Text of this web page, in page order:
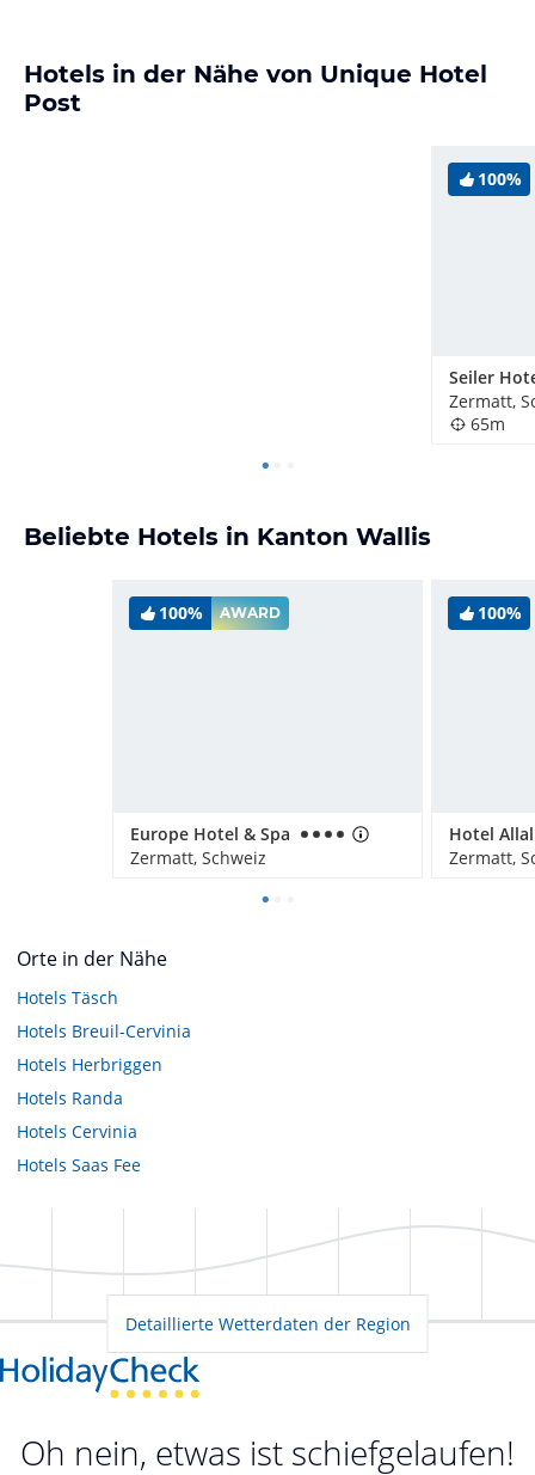
Hotels in der Nähe von Unique Hotel
Post
100%
Zermatt,
65m
Beliebte Hotels in Kanton Wallis
100% AWARD
Europe Hotel & Spa
Zermatt, Schweiz
100%
Hotel
Zermatt,
Orte in der Nähe
Hotels Täsch
Hotels Breuil-Cervinia
Hotels Herbriggen
Hotels Randa
Hotels Cervinia
Hotels Saas Fee
Detaillierte Wetterdaten der Region
Oh nein, etwas ist schiefgelaufen!